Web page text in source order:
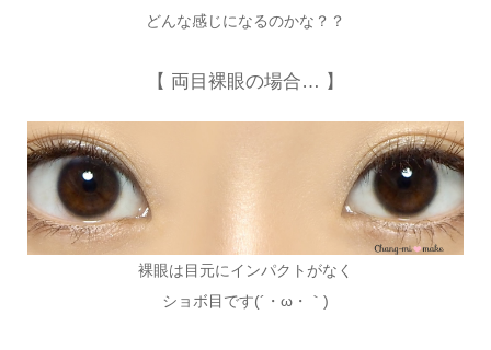
どんな感じになるのかな？？
【 両目裸眼の場合… 】
裸眼は目元にインパクトがなく
ショボ目です(´・ω・｀)